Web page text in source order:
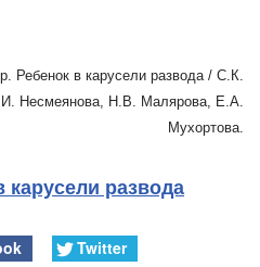
Ребенок в карусели развода / С.К.
Несмеянова, Н.В. Малярова, Е.А.
Мухортова.
карусели развода
Twitter